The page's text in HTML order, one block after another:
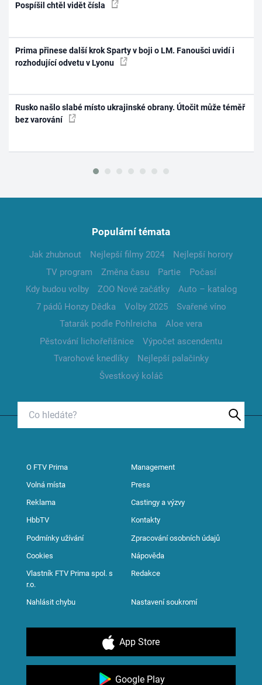
Pospíšil chtěl vidět čísla
Prima přinese další krok Sparty v boji o LM. Fanoušci uvidí i
rozhodující odvetu v Lyonu
Rusko našlo slabé místo ukrajinské obrany. Útočit může téměř
bez varování
Populární témata
Jak zhubnout Nejlepší filmy 2024
Nejlepší horory
TV program
Změna času Partie
Počasí
Kdy budou volby
ZOO Nové začátky
Auto – katalog
7 pádů Honzy Dědka
Volby 2025
Svařené víno
Tatarák podle Pohlreicha
Aloe vera
Pěstování lichořeřišnice
Výpočet ascendentu
Tvarohové knedlíky
Nejlepší palačinky
Švestkový koláč
O FTV Prima Management
Volná místa Press
Reklama Castingy a výzvy
HbbTV Kontakty
Podmínky užívání Zpracování osobních údajů
Cookies Nápověda
Vlastník FTV Prima spol. s
r.o.
Redakce
Nahlásit chybu Nastavení soukromí
App Store
Google Play